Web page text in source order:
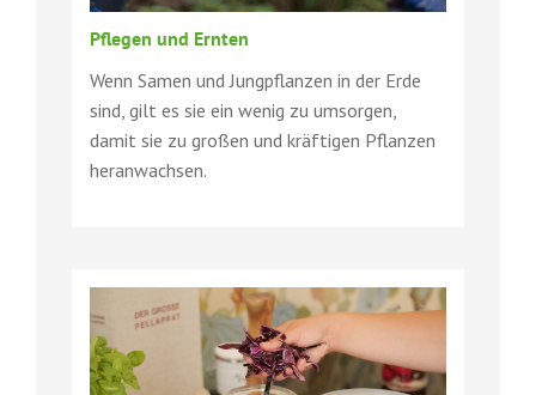
Pflegen und Ernten
Wenn Samen und Jungpflanzen in der Erde
sind, gilt es sie ein wenig zu umsorgen,
damit sie zu großen und kräftigen Pflanzen
heranwachsen.